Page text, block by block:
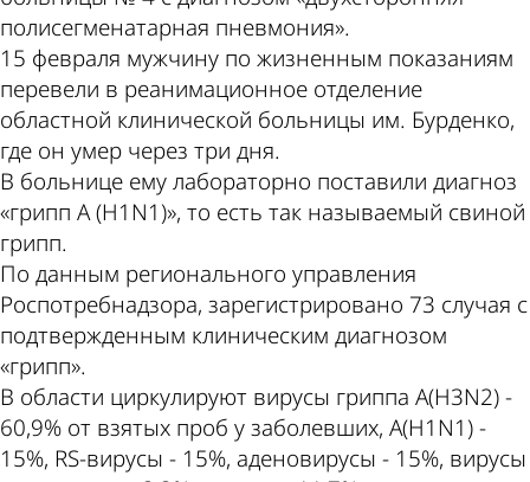
полисегменатарная пневмония».
15 февраля мужчину по жизненным показаниям
перевели в реанимационное отделение
областной клинической больницы им. Бурденко,
где он умер через три дня.
В больнице ему лабораторно поставили диагноз
«грипп А (H1N1)», то есть так называемый свиной
грипп.
По данным регионального управления
Роспотребнадзора, зарегистрировано 73 случая с
подтвержденным клиническим диагнозом
«грипп».
В области циркулируют вирусы гриппа А(H3N2) -
60,9% от взятых проб у заболевших, А(H1N1) -
15%, RS-вирусы - 15%, аденовирусы - 15%, вирусы